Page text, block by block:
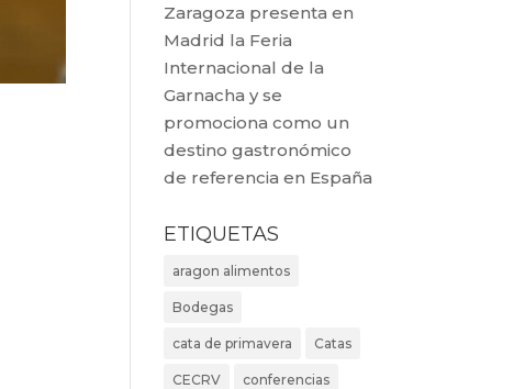
Zaragoza presenta en
Madrid la Feria
Internacional de la
Garnacha y se
promociona como un
destino gastronómico
de referencia en España
ETIQUETAS
aragon alimentos
Bodegas
cata de primavera Catas
CECRV conferencias